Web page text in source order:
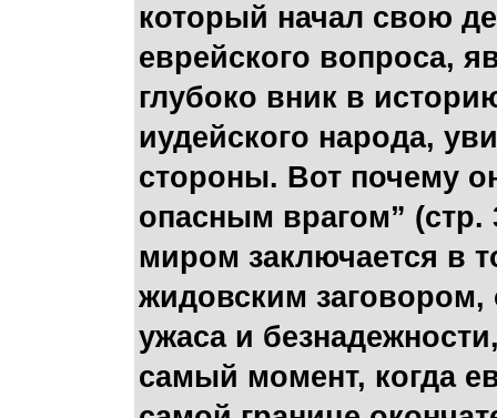
который начал свою
еврейского вопроса,
глубоко вник в
иудейского народа,
стороны. Вот почему
опасным врагом” (стр.
миром заключается в
жидовским
ужаса и
самый момент, когда